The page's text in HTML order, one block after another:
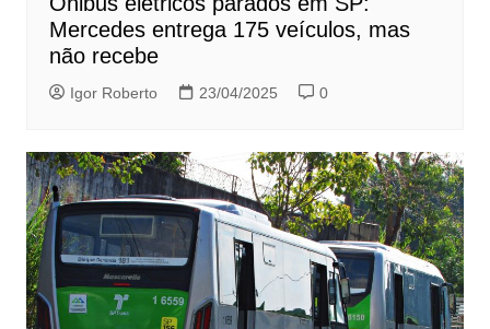
Mercedes entrega 175 veículos, mas
não recebe
Igor Roberto 23/04/2025 0